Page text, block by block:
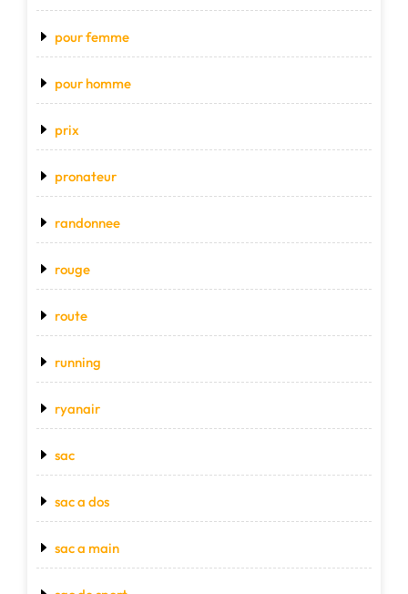
pour femme
pour homme
prix
pronateur
randonnee
rouge
route
running
ryanair
sac
sac a dos
sac a main